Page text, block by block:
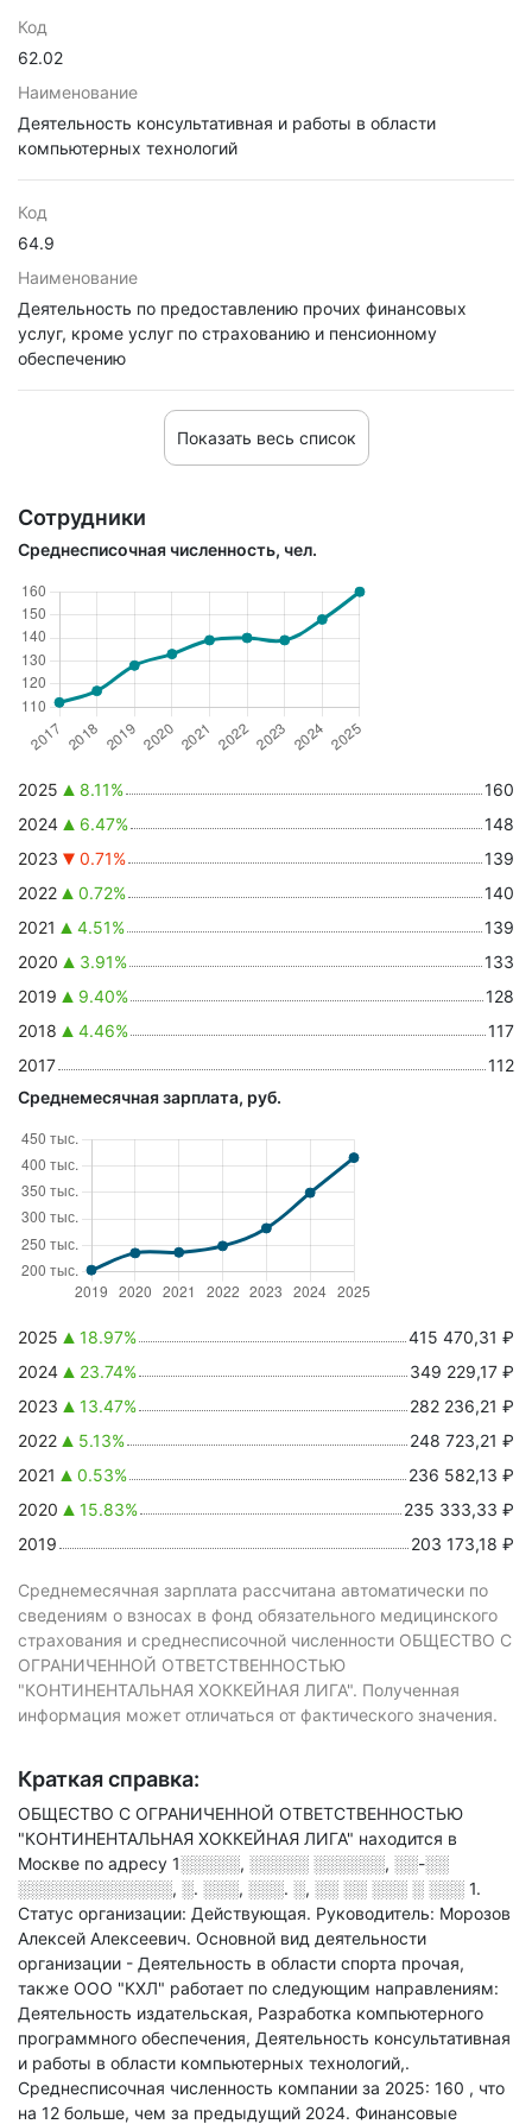
Код
62.02
Наименование
Деятельность консультативная и работы в области
компьютерных технологий
Код
64.9
Наименование
Деятельность по предоставлению прочих финансовых
услуг, кроме услуг по страхованию и пенсионному
обеспечению
Показать весь список
Сотрудники
Среднесписочная численность, чел.
2025 8.11%
160
2024
6.47%
148
2023
0.71%
139
2022
0.72%
140
2021
4.51%
139
2020
3.91%
133
2019
9.40%
128
2018
4.46%
117
2017
112
Среднемесячная зарплата, руб.
2025 18.97%
415 470,31 ₽
2024
23.74%
349 229,17 ₽
2023
13.47%
282 236,21 ₽
2022
5.13%
248 723,21 ₽
2021
0.53%
236 582,13 ₽
2020
15.83%
235 333,33 ₽
2019
203 173,18 ₽
Среднемесячная зарплата рассчитана автоматически по
сведениям о взносах в фонд обязательного медицинского
страхования и среднесписочной численности ОБЩЕСТВО С
ОГРАНИЧЕННОЙ ОТВЕТСТВЕННОСТЬЮ
"КОНТИНЕНТАЛЬНАЯ ХОККЕЙНАЯ ЛИГА". Полученная
информация может отличаться от фактического значения.
Краткая справка:
ОБЩЕСТВО С ОГРАНИЧЕННОЙ ОТВЕТСТВЕННОСТЬЮ
"КОНТИНЕНТАЛЬНАЯ ХОККЕЙНАЯ ЛИГА" находится в
Москве по адресу 1░░░░░, ░░░░░ ░░░░░░, ░░-░░
░░░░░░░░░░░░░, ░. ░░░, ░░░. ░, ░░ ░░ ░░░ ░ ░░░ 1.
Статус организации: Действующая. Руководитель: Морозов
Алексей Алексеевич. Основной вид деятельности
организации - Деятельность в области спорта прочая,
также ООО "КХЛ" работает по следующим направлениям:
Деятельность издательская, Разработка компьютерного
программного обеспечения, Деятельность консультативная
и работы в области компьютерных технологий,.
Среднесписочная численность компании за 2025: 160 , что
на 12 больше, чем за предыдущий 2024. Финансовые